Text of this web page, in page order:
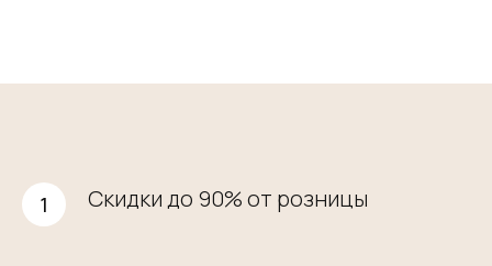
Скидки до 90% от розницы